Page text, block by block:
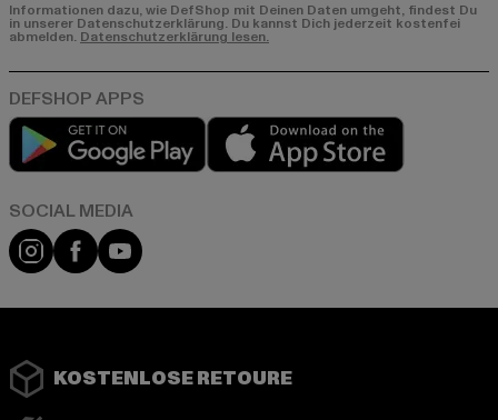
Informationen dazu, wie DefShop mit Deinen Daten umgeht, findest Du
in unserer Datenschutzerklärung. Du kannst Dich jederzeit kostenfei
abmelden. Datenschutzerklärung lesen.
Play market
Instagram
FacebookYouTube
KOSTENLOSE RETOURE